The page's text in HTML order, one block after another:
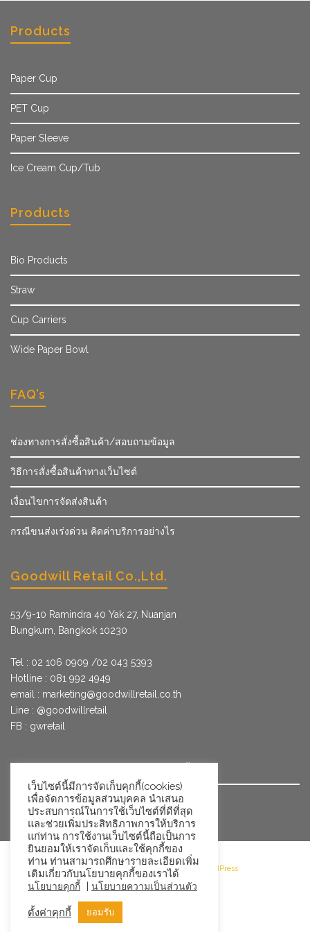
Products
Paper Cup
PET Cup
Paper Sleeve
Ice Cream Cup/Tub
Products
Bio Products
Straw
Cup Carriers
Wide Paper Bowl
FAQ’s
ช่องทางการสั่งซื้อสินค้า/สอบถามข้อมูล
วิธีการสั่งซื้อสินค้าทางเว็บไซต์
เงื่อนไขการจัดส่งสินค้า
กรณีขนส่งเร่งด่วน คิดค่าบริการอย่างไร
Goodwill Retail Co.,Ltd.
53/9­-10 Ramindra 40 Yak 27, Nuanjan
Bungkum, Bangkok 10230
Tel : 02 106 0909 /02 043 5393
Hotline : 081 992 4949
email : marketing@goodwillretail.co.th
Line : @goodwillretail
FB : gwretail
นโยบายข้อมูลส่วนบุคคล
©2026 Goodwill Retail · Powered by WordPress
เว็บไซต์นี้มีการจัดเก็บคุกกี้(cookies)
เพื่อจัดการข้อมูลส่วนบุคคล นำเสนอ
ประสบการณ์ในการใช้เว็บไซต์ที่ดีที่สุด
และช่วยเพิ่มประสิทธิภาพการให้บริการ
แก่ท่าน การใช้งานเว็บไซต์นี้ถือเป็นการ
ยินยอมให้เราจัดเก็บและใช้คุกกี้ของ
ท่าน ท่านสามารถศึกษารายละเอียดเพิ่ม
เติมเกี่ยวกับนโยบายคุกกี้ของเราได้
นโยบายคุกกี้ | นโยบายความเป็นส่วนตัว
ตั้งค่าคุกกี้ ยอมรับ